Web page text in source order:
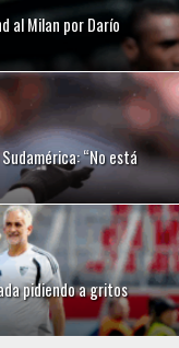
al Milan por Darío
“No está
pidiendo a gritos